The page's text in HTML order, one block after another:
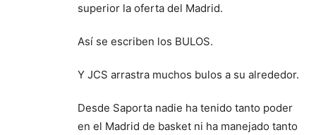
superior la oferta del Madrid.
Así se escriben los BULOS.
Y JCS arrastra muchos bulos a su alrededor.
Desde Saporta nadie ha tenido tanto poder
en el Madrid de basket ni ha manejado tanto